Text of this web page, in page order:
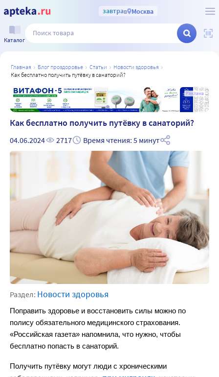
завтрав Москва
Каталог
главная блог проздоровье статьи
новости здоровья
как бесплатно получить путёвку в санаторий?
Реклама
Как бесплатно получить путёвку в санаторий?
04.06.2024 2717 Время чтения: 5 минут
Раздел: Новости здоровья
Поправить здоровье и восстановить силы можно по
полису обязательного медицинского страхования.
«Российская газета» напомнила, что нужно, чтобы
бесплатно попасть в санаторий.
Получить путёвку могут люди с хроническими